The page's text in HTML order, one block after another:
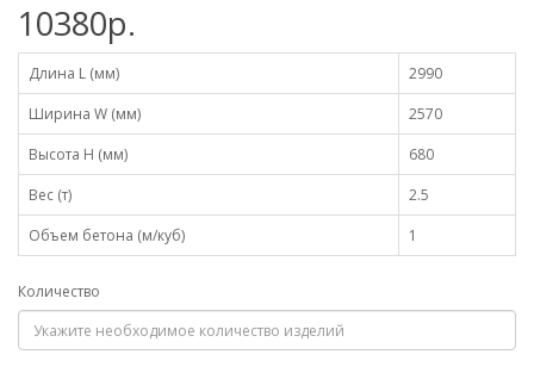
10380р.
Длина L (мм)
2990
Ширина W (мм)
2570
Высота H (мм)
680
Вес (т)
2.5
Объем бетона (м/куб)
1
Количество